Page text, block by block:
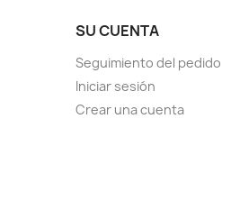
SU CUENTA
Seguimiento del pedido
Iniciar sesión
Crear una cuenta